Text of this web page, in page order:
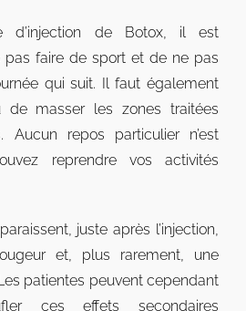
d’injection de Botox, il est
faire de sport et de ne pas
qui suit. Il faut également
masser les zones traitées
Aucun repos particulier n’est
reprendre vos activités
juste après l’injection,
et, plus rarement, une
patientes peuvent cependant
ces effets secondaires